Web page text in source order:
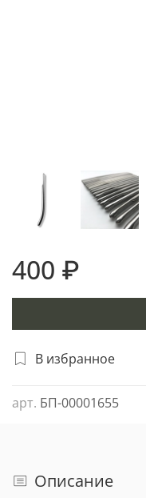
В избранное
арт. БП-00001655
400 ₽
Описание